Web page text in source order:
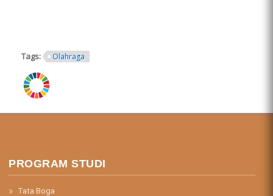
Tags: Olahraga
ring.png
PROGRAM STUDI
Tata Boga